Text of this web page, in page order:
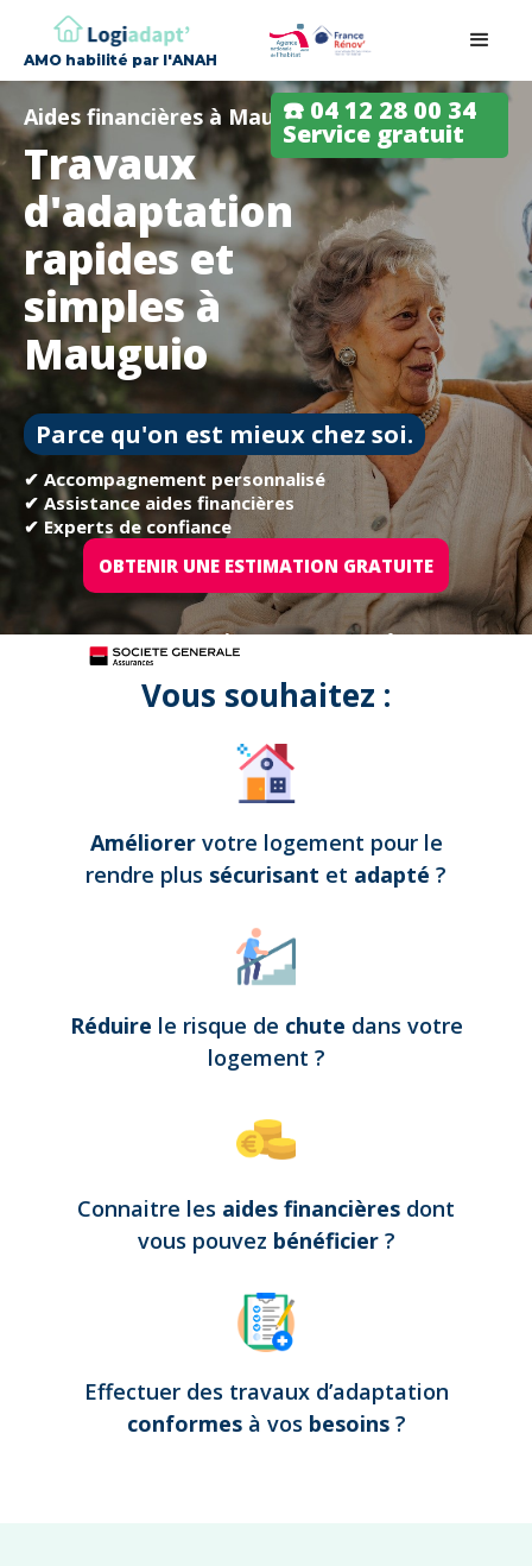
AMO habilité par l'ANAH
☎️ 04 12 28 00 34
Service gratuit
Aides financières à Mauguio
Travaux
d'adaptation
rapides et
simples à
Mauguio
Parce qu'on est mieux chez soi.
✔ Accompagnement personnalisé
✔ Assistance aides financières
✔ Experts de confiance
OBTENIR UNE ESTIMATION GRATUITE
Tous nos projets sont assurés par
Vous souhaitez :
Améliorer votre logement pour le
rendre plus sécurisant et adapté ?
Réduire le risque de chute dans votre
logement ?
Connaitre les aides financières dont
vous pouvez bénéficier ?
Effectuer des travaux d’adaptation
conformes à vos besoins ?